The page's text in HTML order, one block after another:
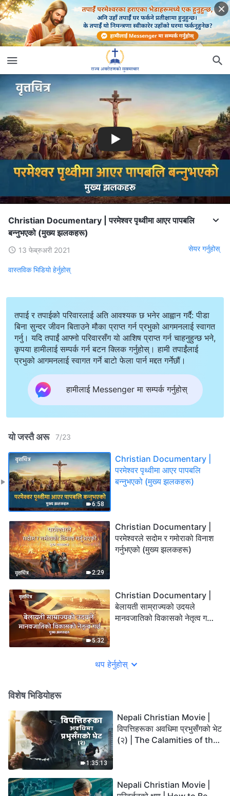
Christian Documentary | परमेश्‍वर पृथ्वीमा आएर पापबलि
बन्‍नुभएको (मुख्य झलकहरू)
13 फेब्रुअरी 2021 सेयर गर्नुहोस्
वास्तविक भिडियो हेर्नुहोस्
तपाई र तपाईको परिवारलाई अति आवश्यक छ भनेर आह्वान गर्दै: पीडा
बिना सुन्दर जीवन बिताउने मौका प्राप्त गर्न प्रभुको आगमनलाई स्वागत
गर्नु। यदि तपाईं आफ्नो परिवारसँग यो आशिष प्राप्त गर्न चाहनुहुन्छ भने,
कृपया हामीलाई सम्पर्क गर्न बटन क्लिक गर्नुहोस्। हामी तपाईंलाई
प्रभुको आगमनलाई स्वागत गर्ने बाटो फेला पार्न मद्दत गर्नेछौं।
हामीलाई Messenger मा सम्पर्क गर्नुहोस्
यो जस्तै अरू 7/23
6:58
Christian Documentary |
परमेश्‍वर पृथ्वीमा आएर पापबलि
बन्‍नुभएको (मुख्य झलकहरू)
2:29
Christian Documentary |
परमेश्‍वरले सदोम र गमोराको विनाश
गर्नुभएको (मुख्य झलकहरू)
5:32
Christian Documentary |
बेलायती साम्राज्यको उदयले
मानवजातिको विकासको नेतृत्व गर्छ
थप हेर्नुहोस्
विशेष भिडियोहरू
1:35:13
Nepali Christian Movie |
विपत्तिहरूका अवधिमा प्रभुसँगको भेट
(२) | The Calamities of the
Nepali Christian Movie |